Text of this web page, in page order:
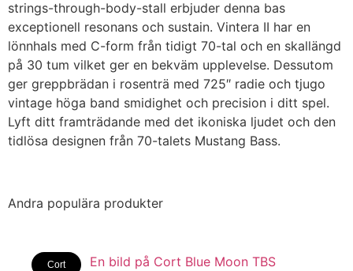
strings-through-body-stall erbjuder denna bas
exceptionell resonans och sustain. Vintera II har en
lönnhals med C-form från tidigt 70-tal och en skallängd
på 30 tum vilket ger en bekväm upplevelse. Dessutom
ger greppbrädan i rosenträ med 725″ radie och tjugo
vintage höga band smidighet och precision i ditt spel.
Lyft ditt framträdande med det ikoniska ljudet och den
tidlösa designen från 70-talets Mustang Bass.
Andra populära produkter
Cort